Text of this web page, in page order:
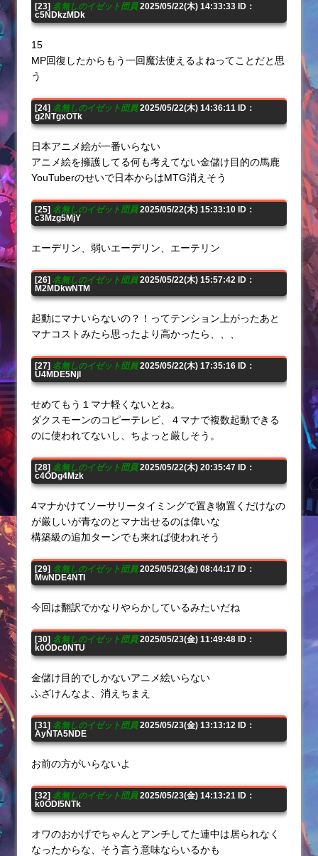
[23] 名無しのイゼット団員2025/05/22(木) 14:33:33 ID：
c5NDkzMDk
15
MP回復したからもう一回魔法使えるよねってことだと思
う
[24] 名無しのイゼット団員2025/05/22(木) 14:36:11 ID：
g2NTgxOTk
日本アニメ絵が一番いらない
アニメ絵を擁護してる何も考えてない金儲け目的の馬鹿
YouTuberのせいで日本からはMTG消えそう
[25] 名無しのイゼット団員2025/05/22(木) 15:33:10 ID：
c3Mzg5MjY
エーデリン、弱いエーデリン、エーテリン
[26] 名無しのイゼット団員2025/05/22(木) 15:57:42 ID：
M2MDkwNTM
起動にマナいらないの？！ってテンション上がったあと
マナコストみたら思ったより高かったら、、、
[27] 名無しのイゼット団員2025/05/22(木) 17:35:16 ID：
U4MDE5NjI
せめてもう１マナ軽くないとね。
ダクスモーンのコピーテレビ、４マナで複数起動できる
のに使われてないし、ちよっと厳しそう。
[28] 名無しのイゼット団員2025/05/22(木) 20:35:47 ID：
c4ODg4Mzk
4マナかけてソーサリータイミングで置き物置くだけなの
が厳しいが青なのとマナ出せるのは偉いな
構築級の追加ターンでも来れば使われそう
[29] 名無しのイゼット団員2025/05/23(金) 08:44:17 ID：
MwNDE4NTI
今回は翻訳でかなりやらかしているみたいだね
[30] 名無しのイゼット団員2025/05/23(金) 11:49:48 ID：
k0ODc0NTU
金儲け目的でしかないアニメ絵いらない
ふざけんなよ、消えちまえ
[31] 名無しのイゼット団員2025/05/23(金) 13:13:12 ID：
AyNTA5NDE
お前の方がいらないよ
[32] 名無しのイゼット団員2025/05/23(金) 14:13:21 ID：
k0ODI5NTk
オワのおかげでちゃんとアンチしてた連中は居られなく
なったからな、そう言う意味ならいるかも